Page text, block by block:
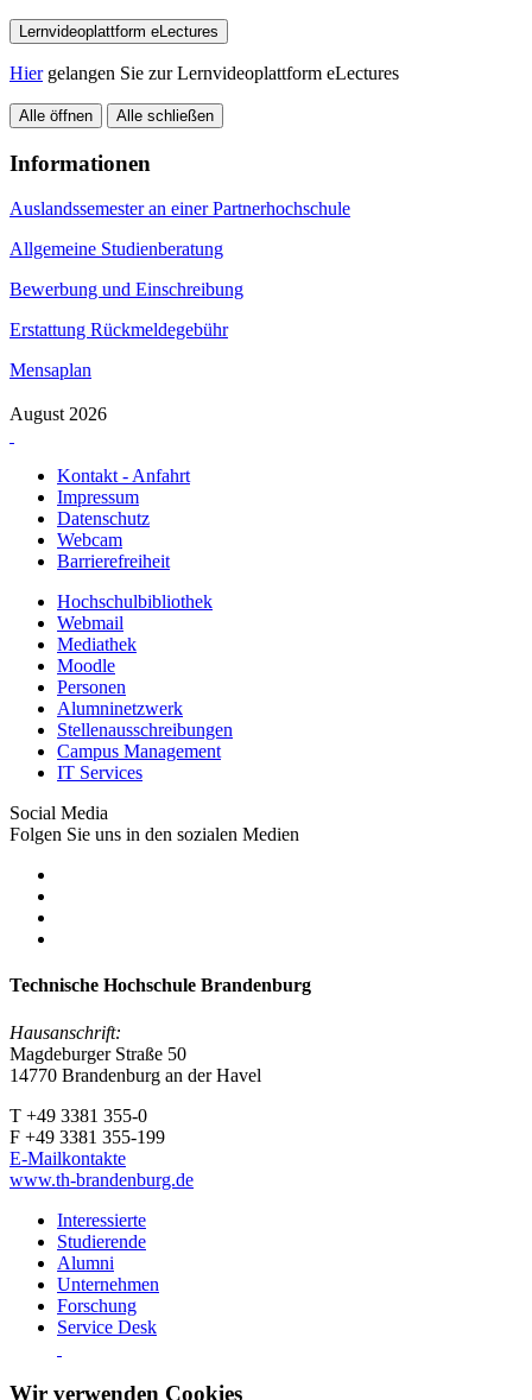
Lernvideoplattform eLectures
Hiergelangen Sie zur Lernvideoplattform eLectures
Alle öffnen Alle schließen
Informationen
Auslandssemester an einer Partnerhochschule
Allgemeine Studienberatung
Bewerbung und Einschreibung
Erstattung Rückmeldegebühr
Mensaplan
August 2026
Kontakt - Anfahrt
Impressum
Datenschutz
Webcam
Barrierefreiheit
Hochschulbibliothek
Webmail
Mediathek
Moodle
Personen
Alumninetzwerk
Stellenausschreibungen
Campus Management
IT Services
Social Media
Folgen Sie uns in den sozialen Medien
Technische Hochschule Brandenburg
Hausanschrift:
Magdeburger Straße 50
14770 Brandenburg an der Havel
T +49 3381 355-0
F +49 3381 355-199
E-Mailkontakte
www.th-brandenburg.de
Interessierte
Studierende
Alumni
Unternehmen
Forschung
Service Desk
Wir verwenden Cookies